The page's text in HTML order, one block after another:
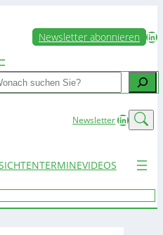
Newsletter abonnieren LinkedIn
NewsletterLinkedIn
TERMINEVIDEOS